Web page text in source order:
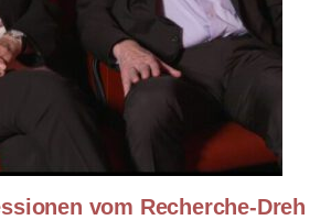
vom Recherche-Dreh